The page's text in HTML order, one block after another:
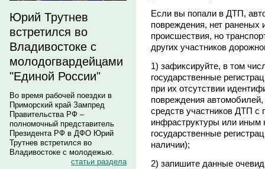
Юрий Трутнев
встретился во
Владивостоке с
молодогвардейцами
"Единой России"
Во время рабочей поездки в
Приморский край Зампред
Правительства РФ –
полномочный представитель
Президента РФ в ДФО Юрий
Трутнев встретился во
Владивостоке с молодежью.
статьи раздела
Если вы попали в ДТП,
повреждения, нет раненых
происшествия, но
других участников
1) зафиксируйте, в том
государственные
при их отсутствии
повреждения
средств участников ДТП с
инфраструктуры или
государственные
наличии);
2) запишите данные